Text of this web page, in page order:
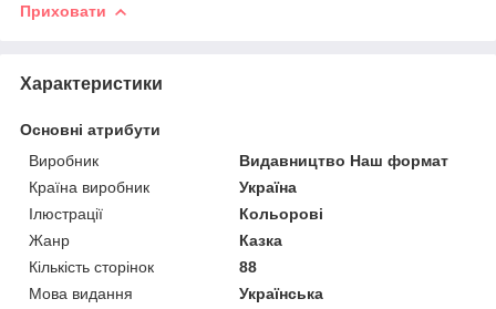
Приховати
Характеристики
Основні атрибути
Виробник
Видавництво Наш формат
Країна виробник
Україна
Ілюстрації
Кольорові
Жанр
Казка
Кількість сторінок
88
Мова видання
Українська